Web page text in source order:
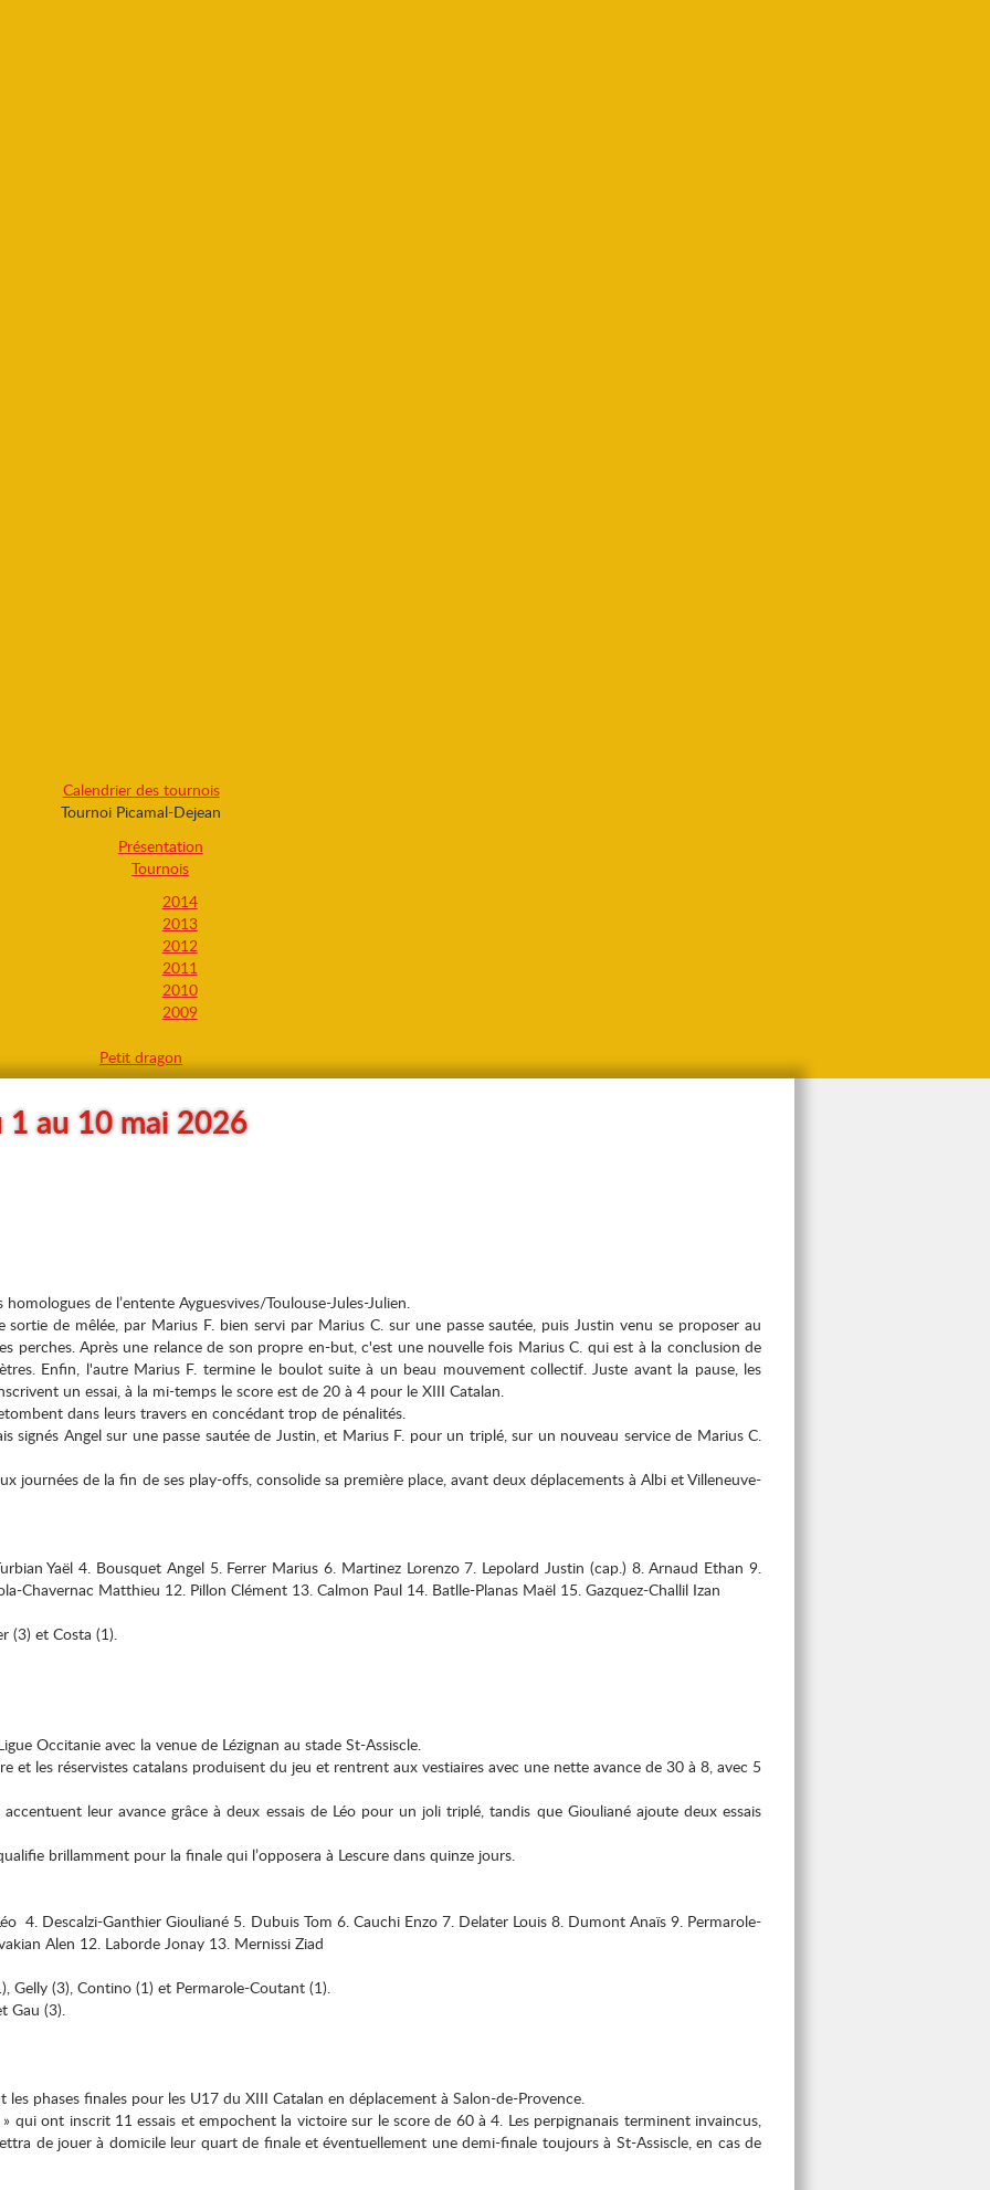
Calendrier des tournois
Tournoi Picamal-Dejean
Présentation
Tournois
2014
2013
2012
2011
2010
2009
Petit dragon
au 10 mai 2026
de l’entente Ayguesvives/Toulouse-Jules-Julien.
sortie de mêlée, par Marius F. bien servi par Marius C. sur une passe sautée, puis Justin venu se proposer au
perches. Après une relance de son propre en-but, c'est une nouvelle fois Marius C. qui est à la conclusion de
Enfin, l'autre Marius F. termine le boulot suite à un beau mouvement collectif. Juste avant la pause, les
un essai, à la mi-temps le score est de 20 à 4 pour le XIII Catalan.
dans leurs travers en concédant trop de pénalités.
signés Angel sur une passe sautée de Justin, et Marius F. pour un triplé, sur un nouveau service de Marius C.
journées de la fin de ses play-offs, consolide sa première place, avant deux déplacements à Albi et Villeneuve-
Yaël 4. Bousquet Angel 5. Ferrer Marius 6. Martinez Lorenzo 7. Lepolard Justin (cap.) 8. Arnaud Ethan 9.
Chavernac Matthieu 12. Pillon Clément 13. Calmon Paul 14. Batlle-Planas Maël 15. Gazquez-Challil Izan
(3) et Costa (1).
Occitanie avec la venue de Lézignan au stade St-Assiscle.
et les réservistes catalans produisent du jeu et rentrent aux vestiaires avec une nette avance de 30 à 8, avec 5
leur avance grâce à deux essais de Léo pour un joli triplé, tandis que Giouliané ajoute deux essais
brillamment pour la finale qui l’opposera à Lescure dans quinze jours.
4. Descalzi-Ganthier Giouliané 5. Dubuis Tom 6. Cauchi Enzo 7. Delater Louis 8. Dumont Anaïs 9. Permarole-
Alen 12. Laborde Jonay 13. Mernissi Ziad
Gelly (3), Contino (1) et Permarole-Coutant (1).
Gau (3).
phases finales pour les U17 du XIII Catalan en déplacement à Salon-de-Provence.
qui ont inscrit 11 essais et empochent la victoire sur le score de 60 à 4. Les perpignanais terminent invaincus,
de jouer à domicile leur quart de finale et éventuellement une demi-finale toujours à St-Assiscle, en cas de